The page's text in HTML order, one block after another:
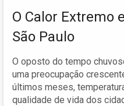
O Calor Extremo
São Paulo
O oposto do tempo
uma preocupação
últimos meses,
qualidade de vida dos